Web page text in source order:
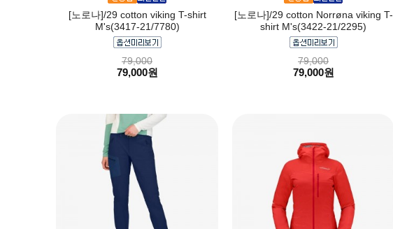
[노로나]/29 cotton viking T-shirt
M's(3417-21/7780)
79,000
79,000원
[노로나]/29 cotton Norrøna viking T-
shirt M's(3422-21/2295)
79,000
79,000원